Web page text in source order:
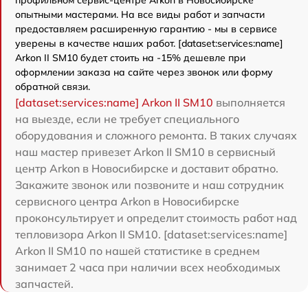
опытными мастерами. На все виды работ и запчасти
предоставляем расширенную гарантию - мы в сервисе
уверены в качестве наших работ. [dataset:services:name]
Arkon II SM10 будет стоить на -15% дешевле при
оформлении заказа на сайте через звонок или форму
обратной связи.
[dataset:services:name] Arkon II SM10 выполняется
на выезде, если не требует специального
оборудования и сложного ремонта. В таких случаях
наш мастер привезет Arkon II SM10 в сервисный
центр Arkon в Новосибирске и доставит обратно.
Закажите звонок или позвоните и наш сотрудник
сервисного центра Arkon в Новосибирске
проконсультирует и определит стоимость работ над
тепловизора Arkon II SM10. [dataset:services:name]
Arkon II SM10 по нашей статистике в среднем
занимает 2 часа при наличии всех необходимых
запчастей.